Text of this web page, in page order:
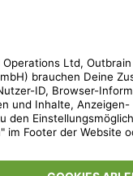
beziehen